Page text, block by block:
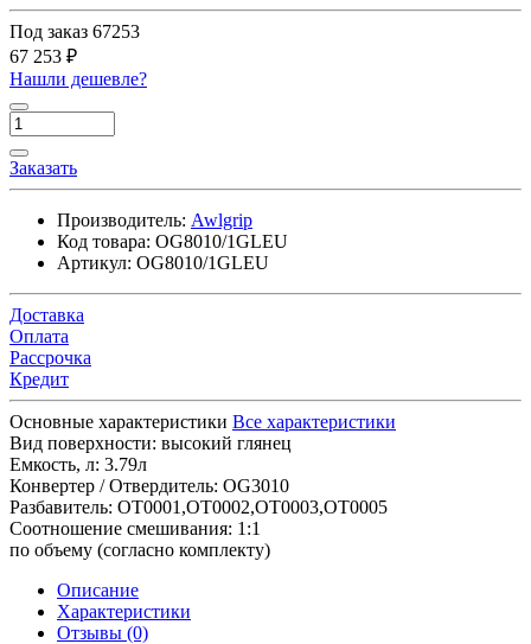
Под заказ 67253
67 253 ₽
Нашли дешевле?
Заказать
Производитель: Awlgrip
Код товара: OG8010/1GLEU
Артикул: OG8010/1GLEU
Доставка
Оплата
Рассрочка
Кредит
Основные характеристики Все характеристики
Вид поверхности: высокий глянец
Емкость, л: 3.79л
Конвертер / Отвердитель: OG3010
Разбавитель: OT0001,OT0002,OT0003,OT0005
Соотношение смешивания: 1:1
по объему (согласно комплекту)
Описание
Характеристики
Отзывы (0)